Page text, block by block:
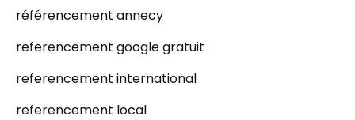
référencement annecy
referencement google gratuit
referencement international
referencement local